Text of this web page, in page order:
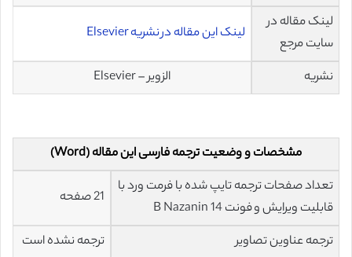
لینک مقاله در
سایت مرجع
لینک این مقاله در نشریه Elsevier
نشریه الزویر – Elsevier
مشخصات و وضعیت ترجمه فارسی این مقاله (Word)
تعداد صفحات ترجمه تایپ شده با فرمت ورد با
قابلیت ویرایش و فونت 14 B Nazanin
21 صفحه
ترجمه عناوین تصاویر
ترجمه نشده است